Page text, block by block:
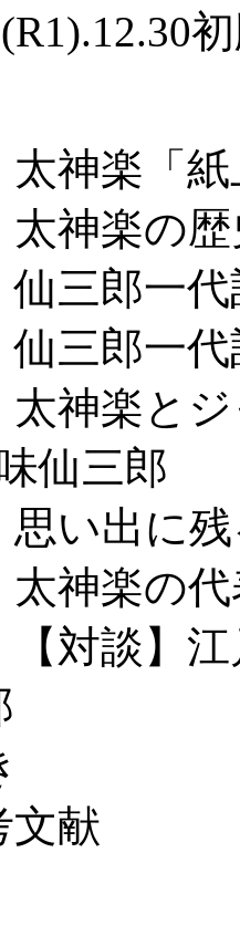
神楽「紙
神楽の歴
三郎一
仙三郎
神楽とジ
味仙三
い出に
太神楽
対談】
郎
き
文献